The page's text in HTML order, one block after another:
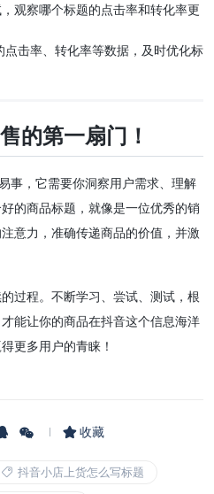
观察哪个标题的点击率和转化率更
点击率、转化率等数据，及时优化标
的第一扇门！
事，它需要你洞察用户需求、理解
的商品标题，就像是一位优秀的销
意力，准确传递商品的价值，并激
过程。不断学习、尝试、测试，根
能让你的商品在抖音这个信息海洋
更多用户的青睐！
收藏
抖音小店上货怎么写标题